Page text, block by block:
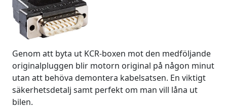
Genom att byta ut KCR-boxen mot den medföljande
originalpluggen blir motorn original på någon minut
utan att behöva demontera kabelsatsen. En viktigt
säkerhetsdetalj samt perfekt om man vill låna ut
bilen.